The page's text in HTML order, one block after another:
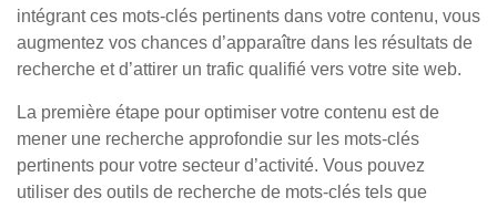
intégrant ces mots-clés pertinents dans votre contenu, vous
augmentez vos chances d’apparaître dans les résultats de
recherche et d’attirer un trafic qualifié vers votre site web.
La première étape pour optimiser votre contenu est de
mener une recherche approfondie sur les mots-clés
pertinents pour votre secteur d’activité. Vous pouvez
utiliser des outils de recherche de mots-clés tels que